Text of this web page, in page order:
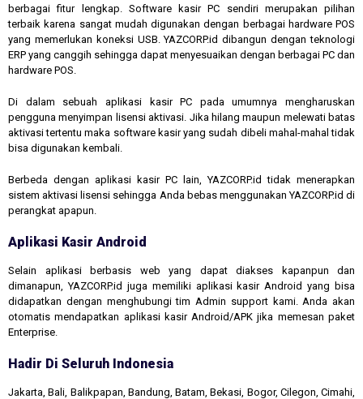
berbagai fitur lengkap. Software kasir PC sendiri merupakan pilihan
terbaik karena sangat mudah digunakan dengan berbagai hardware POS
yang memerlukan koneksi USB. YAZCORP.id dibangun dengan teknologi
ERP yang canggih sehingga dapat menyesuaikan dengan berbagai PC dan
hardware POS.
Di dalam sebuah aplikasi kasir PC pada umumnya mengharuskan
pengguna menyimpan lisensi aktivasi. Jika hilang maupun melewati batas
aktivasi tertentu maka software kasir yang sudah dibeli mahal-mahal tidak
bisa digunakan kembali.
Berbeda dengan aplikasi kasir PC lain, YAZCORP.id tidak menerapkan
sistem aktivasi lisensi sehingga Anda bebas menggunakan YAZCORP.id di
perangkat apapun.
Aplikasi Kasir Android
Selain aplikasi berbasis web yang dapat diakses kapanpun dan
dimanapun, YAZCORP.id juga memiliki aplikasi kasir Android yang bisa
didapatkan dengan menghubungi tim Admin support kami. Anda akan
otomatis mendapatkan aplikasi kasir Android/APK jika memesan paket
Enterprise.
Hadir Di Seluruh Indonesia
Jakarta, Bali, Balikpapan, Bandung, Batam, Bekasi, Bogor, Cilegon, Cimahi,